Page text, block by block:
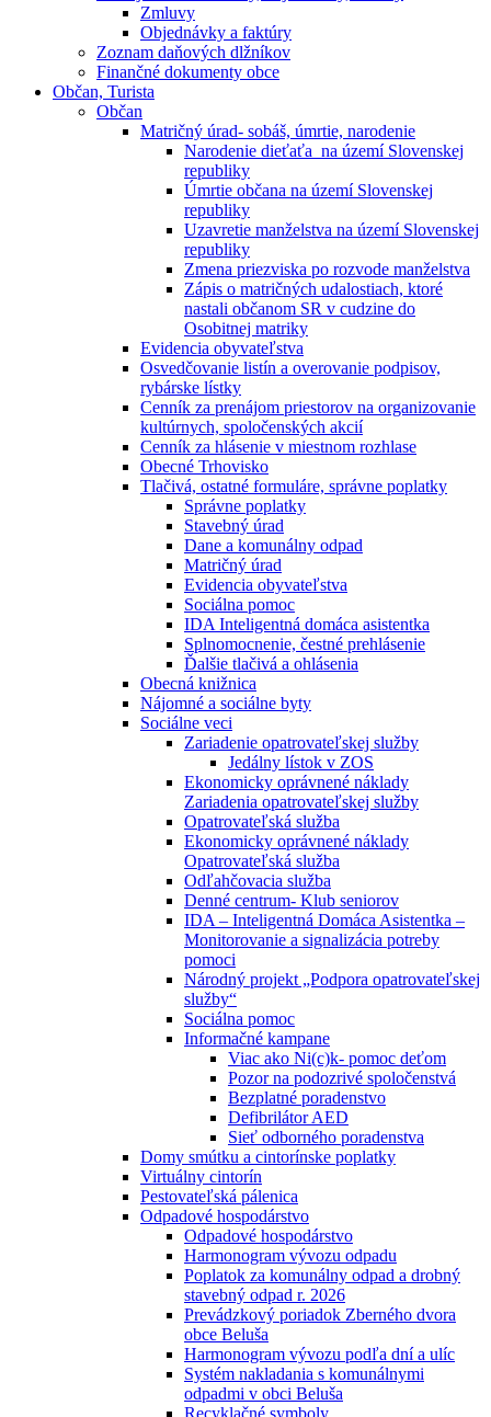
Zmluvy
Objednávky a faktúry
Zoznam daňových dlžníkov
Finančné dokumenty obce
Občan, Turista
Občan
Matričný úrad- sobáš, úmrtie, narodenie
Narodenie dieťaťa na území Slovenskej
republiky
Úmrtie občana na území Slovenskej
republiky
Uzavretie manželstva na území Slovenskej
republiky
Zmena priezviska po rozvode manželstva
Zápis o matričných udalostiach, ktoré
nastali občanom SR v cudzine do
Osobitnej matriky
Evidencia obyvateľstva
Osvedčovanie listín a overovanie podpisov,
rybárske lístky
Cenník za prenájom priestorov na organizovanie
kultúrnych, spoločenských akcií
Cenník za hlásenie v miestnom rozhlase
Obecné Trhovisko
Tlačivá, ostatné formuláre, správne poplatky
Správne poplatky
Stavebný úrad
Dane a komunálny odpad
Matričný úrad
Evidencia obyvateľstva
Sociálna pomoc
IDA Inteligentná domáca asistentka
Splnomocnenie, čestné prehlásenie
Ďalšie tlačivá a ohlásenia
Obecná knižnica
Nájomné a sociálne byty
Sociálne veci
Zariadenie opatrovateľskej služby
Jedálny lístok v ZOS
Ekonomicky oprávnené náklady
Zariadenia opatrovateľskej služby
Opatrovateľská služba
Ekonomicky oprávnené náklady
Opatrovateľská služba
Odľahčovacia služba
Denné centrum- Klub seniorov
IDA – Inteligentná Domáca Asistentka –
Monitorovanie a signalizácia potreby
pomoci
Národný projekt „Podpora opatrovateľskej
služby“
Sociálna pomoc
Informačné kampane
Viac ako Ni(c)k- pomoc deťom
Pozor na podozrivé spoločenstvá
Bezplatné poradenstvo
Defibrilátor AED
Sieť odborného poradenstva
Domy smútku a cintorínske poplatky
Virtuálny cintorín
Pestovateľská pálenica
Odpadové hospodárstvo
Odpadové hospodárstvo
Harmonogram vývozu odpadu
Poplatok za komunálny odpad a drobný
stavebný odpad r. 2026
Prevádzkový poriadok Zberného dvora
obce Beluša
Harmonogram vývozu podľa dní a ulíc
Systém nakladania s komunálnymi
odpadmi v obci Beluša
Recyklačné symboly